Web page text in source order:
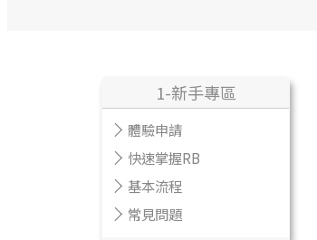
1-新手專區
體驗申請
快速掌握RB
基本流程
常見問題